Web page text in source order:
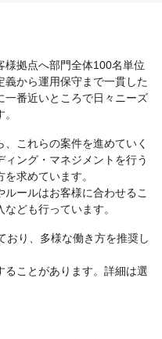
様拠点へ部門全体100名単位
義から運用保守まで一貫した
一番近いところで日々ニーズ
これらの案件を進めていく
ング・マネジメントを行う
求めています。
ールはお客様に合わせるこ
ども行っています。
おり、多様な働き方を推奨し
ことがあります。詳細は選